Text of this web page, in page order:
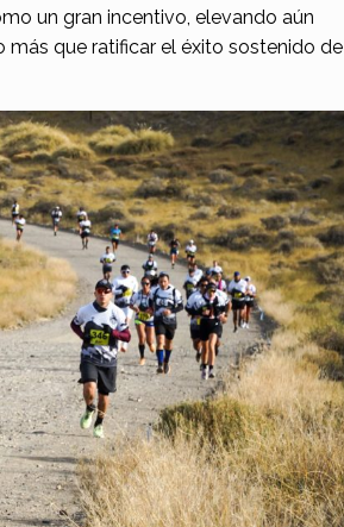
un gran incentivo, elevando aún
más que ratificar el éxito sostenido de